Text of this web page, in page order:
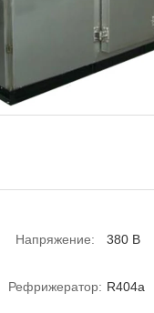
Напряжение: 380 В
Рефрижератор: R404a